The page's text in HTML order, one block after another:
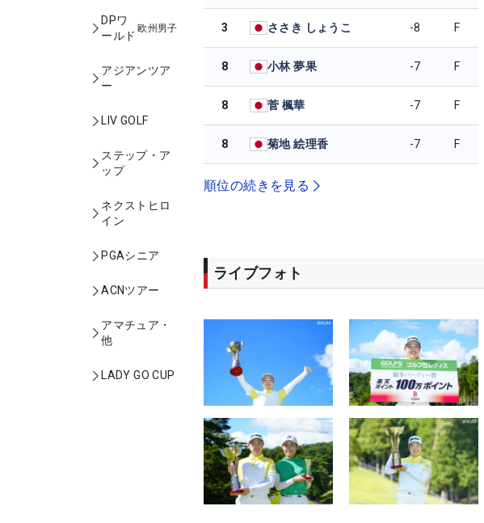
DPワ
ールド
欧州男子
アジアンツア
ー
LIV GOLF
ステップ・ア
ップ
ネクストヒロ
イン
PGAシニア
ACNツアー
アマチュア・
他
LADY GO CUP
3 ささき しょうこ -8 F
8 小林 夢果 -7 F
8 菅 楓華 -7 F
8 菊地 絵理香 -7 F
順位の続きを見る
ライブフォト